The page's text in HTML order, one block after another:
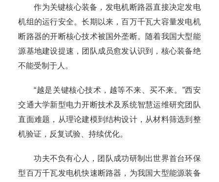
作为关键核心装备，发电机断路器直接决定发电
机组的运行安全。长期以来，百万千瓦大容量发电机
断路器的开断核心技术被国外垄断。随着我国大型能
源基地建设提速，团队成员愈发认识到，核心装备绝
不能受制于人。
“越是关键核心技术，越等不来、买不来。”西安
交通大学新型电力开断技术及系统智慧运维研究团队
直面难题，从理论建模到结构设计，从材料筛选到整
机验证，反复试验、持续优化。
功夫不负有心人，团队成功研制出世界首台环保
型百万千瓦发电机快速断路器，为我国大型能源装备